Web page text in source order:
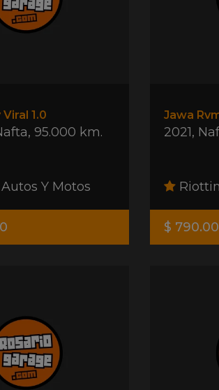
1.0
, 95.000 km.
Y Motos
Jawa
2021,
$